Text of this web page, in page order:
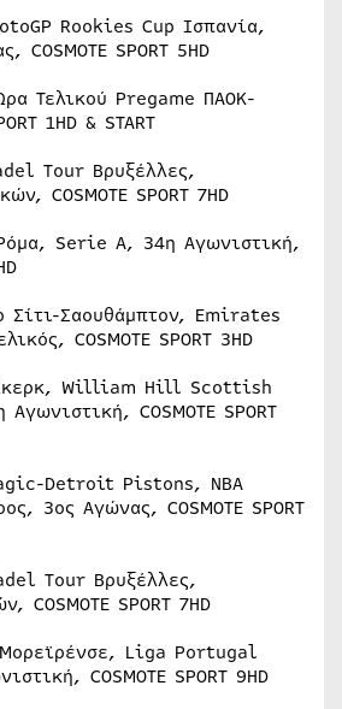
Rookies Cup Ισπανία,
SPORT 5HD
Τελικού Pregame ΠΑΟΚ-
1HD & START
Tour Βρυξέλλες,
COSMOTE SPORT 7HD
Serie A, 34η Αγωνιστική,
Σίτι-Σαουθάμπτον, Emirates
COSMOTE SPORT 3HD
William Hill Scottish
COSMOTE SPORT
Detroit Pistons, NBA
3ος Αγώνας, COSMOTE SPORT
Tour Βρυξέλλες,
COSMOTE SPORT 7HD
Liga Portugal
COSMOTE SPORT 9HD